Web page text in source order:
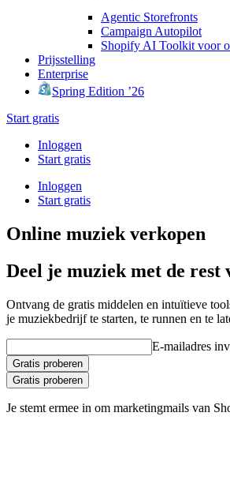
Agentic Storefronts
Campaign Autopilot
Shopify AI Toolkit voor
Prijsstelling
Enterprise
Spring Edition ’26
Start gratis
Inloggen
Start gratis
Inloggen
Start gratis
Online muziek verkopen
Deel je muziek met de rest
Ontvang de gratis middelen en intuïtieve
je muziekbedrijf te starten, te runnen en te
E-mailadres
Gratis proberen
Gratis proberen
Je stemt ermee in om marketingmails van